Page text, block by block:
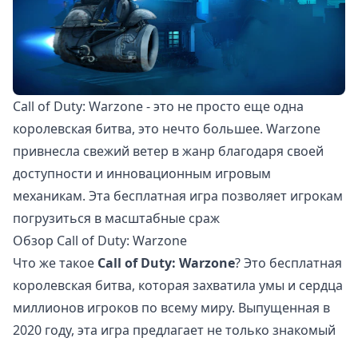
Call of Duty: Warzone - это не просто еще одна
королевская битва, это нечто большее. Warzone
привнесла свежий ветер в жанр благодаря своей
доступности и инновационным игровым
механикам. Эта бесплатная игра позволяет игрокам
погрузиться в масштабные сраж
Обзор Call of Duty: Warzone
Что же такое Call of Duty: Warzone? Это бесплатная
королевская битва, которая захватила умы и сердца
миллионов игроков по всему миру. Выпущенная в
2020 году, эта игра предлагает не только знакомый